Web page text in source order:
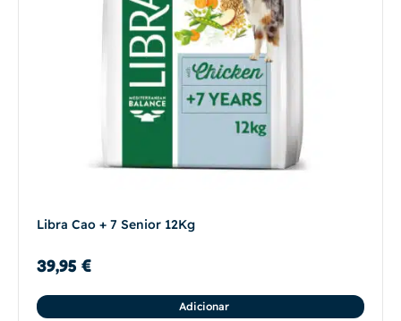
Libra Cao + 7 Senior 12Kg
39,95 €
Adicionar